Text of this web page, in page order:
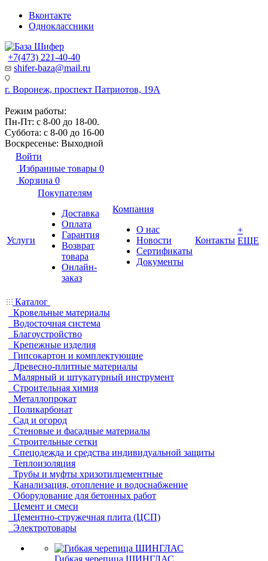
Вконтакте
Одноклассники
+7(473) 221-40-40
shifer-baza@mail.ru
г. Воронеж, проспект Патриотов, 19А
Режим работы:
Пн-Пт: с 8-00 до 18-00.
Суббота: с 8-00 до 16-00
Воскресенье: Выходной
Войти
Избранные товары 0
Корзина 0
Услуги
Покупателям
Доставка
Оплата
Гарантия
Возврат
товара
Онлайн-
заказ
Компания
О нас
Новости
Сертификаты
Документы
Контакты
+
ЕЩЕ
Каталог
Кровельные материалы
Водосточная система
Благоустройство
Крепежные изделия
Гипсокартон и комплектующие
Древесно-плитные материалы
Малярный и штукатурный инструмент
Строительная химия
Металлопрокат
Поликарбонат
Сад и огород
Стеновые и фасадные материалы
Строительные сетки
Спецодежда и средства индивидуальной защиты
Теплоизоляция
Трубы и муфты хризотилцементные
Канализация, отопление и водоснабжение
Оборудование для бетонных работ
Цемент и смеси
Цементно-стружечная плита (ЦСП)
Электротовары
Гибкая черепица ШИНГЛАС